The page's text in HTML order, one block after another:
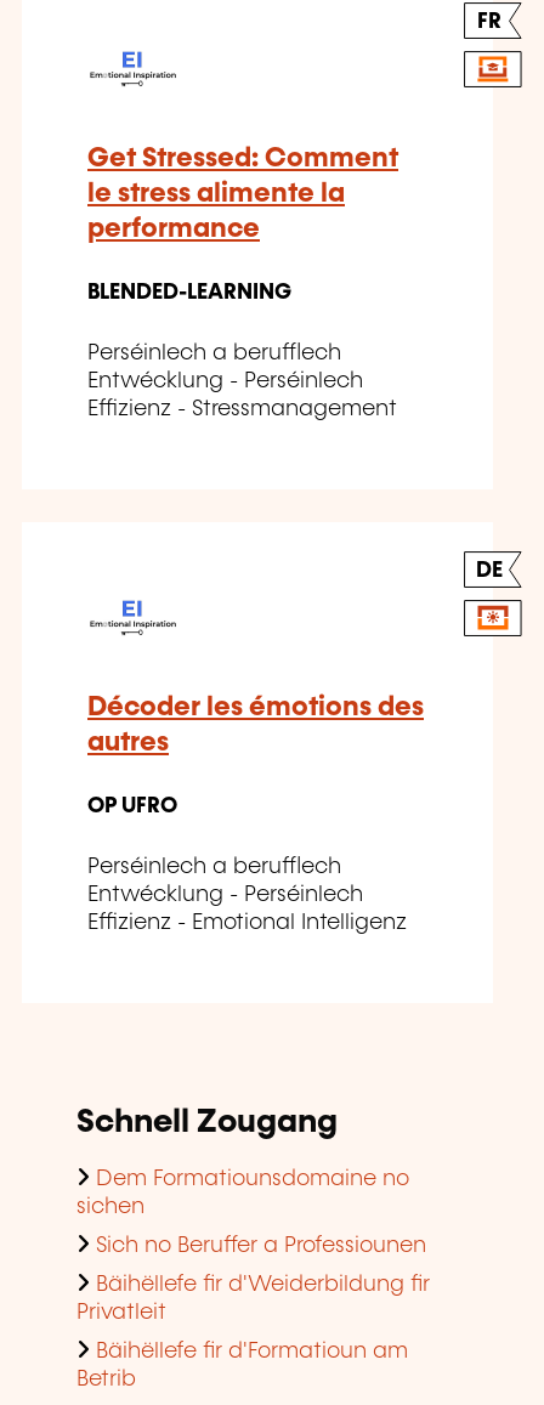
FR
Get Stressed: Comment
le stress alimente la
performance
BLENDED-LEARNING
Perséinlech a berufflech
Entwécklung - Perséinlech
Effizienz - Stressmanagement
DE
Décoder les émotions des
autres
OP UFRO
Perséinlech a berufflech
Entwécklung - Perséinlech
Effizienz - Emotional Intelligenz
Schnell Zougang
Dem Formatiounsdomaine no
sichen
Sich no Beruffer a Professiounen
Bäihëllefe fir d'Weiderbildung fir
Privatleit
Bäihëllefe fir d'Formatioun am
Betrib